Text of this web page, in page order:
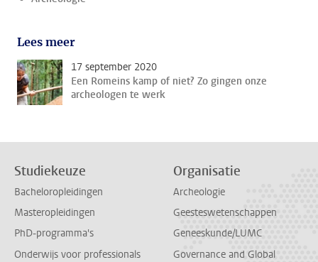
Lees meer
17 september 2020
Een Romeins kamp of niet? Zo gingen onze
archeologen te werk
Studiekeuze
Bacheloropleidingen
Masteropleidingen
PhD-programma's
Onderwijs voor professionals
Organisatie
Archeologie
Geesteswetenschappen
Geneeskunde/LUMC
Governance and Global